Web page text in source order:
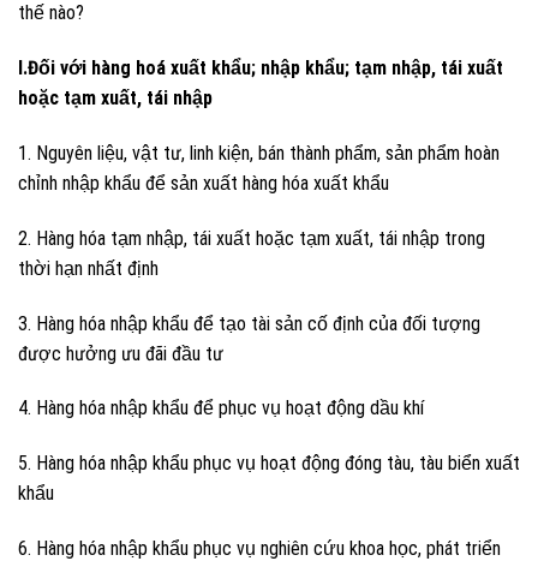
thế nào?
I.Đối với hàng hoá xuất khẩu; nhập khẩu; tạm nhập, tái xuất
hoặc tạm xuất, tái nhập
1. Nguyên liệu, vật tư, linh kiện, bán thành phẩm, sản phẩm hoàn
chỉnh nhập khẩu để sản xuất hàng hóa xuất khẩu
2. Hàng hóa tạm nhập, tái xuất hoặc tạm xuất, tái nhập trong
thời hạn nhất định
3. Hàng hóa nhập khẩu để tạo tài sản cố định của đối tượng
được hưởng ưu đãi đầu tư
4. Hàng hóa nhập khẩu để phục vụ hoạt động dầu khí
5. Hàng hóa nhập khẩu phục vụ hoạt động đóng tàu, tàu biển xuất
khẩu
6. Hàng hóa nhập khẩu phục vụ nghiên cứu khoa học, phát triển